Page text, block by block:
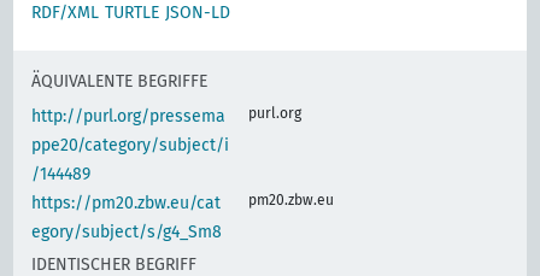
RDF/XML TURTLE JSON-LD
ÄQUIVALENTE BEGRIFFE
http://purl.org/pressema
ppe20/category/subject/i
/144489
purl.org
https://pm20.zbw.eu/cat
egory/subject/s/g4_Sm8
pm20.zbw.eu
IDENTISCHER BEGRIFF